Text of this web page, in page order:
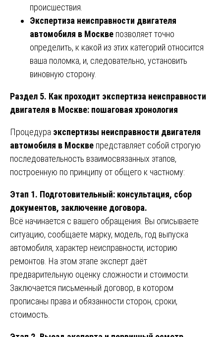
происшествия.
Экспертиза неисправности двигателя
автомобиля в Москве позволяет точно
определить, к какой из этих категорий относится
ваша поломка, и, следовательно, установить
виновную сторону.
Раздел 5. Как проходит экспертиза неисправности
двигателя в Москве: пошаговая хронология
Процедура экспертизы неисправности двигателя
автомобиля в Москве представляет собой строгую
последовательность взаимосвязанных этапов,
построенную по принципу от общего к частному:
Этап 1. Подготовительный: консультация, сбор
документов, заключение договора.
Всё начинается с вашего обращения. Вы описываете
ситуацию, сообщаете марку, модель, год выпуска
автомобиля, характер неисправности, историю
ремонтов. На этом этапе эксперт даёт
предварительную оценку сложности и стоимости.
Заключается письменный договор, в котором
прописаны права и обязанности сторон, сроки,
стоимость.